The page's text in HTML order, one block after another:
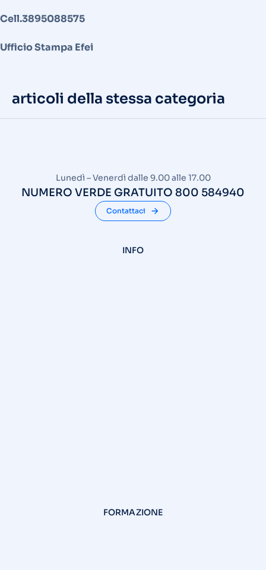
Cell.3895088575
Ufficio Stampa Efei
articoli della stessa categoria
Lunedì – Venerdì dalle 9.00 alle 17.00
NUMERO VERDE GRATUITO 800 584940
Contattaci
INFO
FORMAZIONE